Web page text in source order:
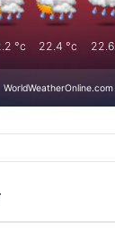
°c 22.4 °c 22.6
WorldWeatherOnline.com